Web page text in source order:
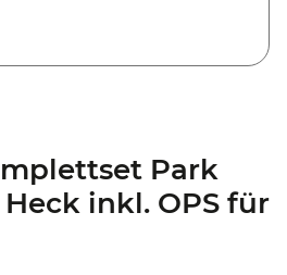
Park
inkl. OPS für